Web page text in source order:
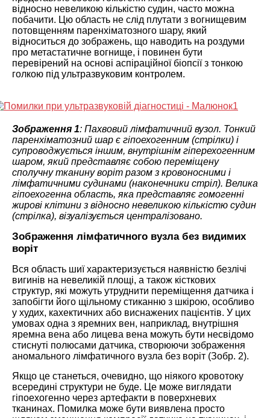
відносно невеликою кількістю судин, часто можна
побачити. Цю область не слід плутати з вогнищевим
потовщенням паренхіматозного шару, який
відноситься до зображень, що наводить на роздуми
про метастатичне вогнище, і повинен бути
перевірений на основі аспіраційної біопсії з тонкою
голкою під ультразвуковим контролем.
Зображення 1: Пахвовий лімфатичний вузол. Тонкий
паренхіматозний шар є гіпоехогенним (стрілки) і
супроводжується іншим, внутрішнім гіперехогенним
шаром, який представляє собою переміщену
сполучну тканину воріт разом з кровоносними і
лімфатичними судинами (наконечники стріл). Велика
гіпоехогенна область, яка представляє гомогенні
жирові клітини з відносно невеликою кількістю судин
(стрілка), візуалізується централізовано.
Зображення лімфатичного вузла без видимих ​​
воріт
Вся область шиї характеризується наявністю безлічі
вигинів на невеликій площі, а також кісткових
структур, які можуть утруднити переміщення датчика і
запобігти його щільному стиканню з шкірою, особливо
у худих, кахектичних або виснажених пацієнтів. У цих
умовах одна з яремних вен, наприклад, внутрішня
яремна вена або лицева вена можуть бути несвідомо
стиснуті полюсами датчика, створюючи зображення
аномального лімфатичного вузла без воріт (Зобр. 2).
Якщо це станеться, очевидно, що ніякого кровотоку
всередині структури не буде. Це може виглядати
гіпоехогенно через артефакти в поверхневих
тканинах. Помилка може бути виявлена ​​просто